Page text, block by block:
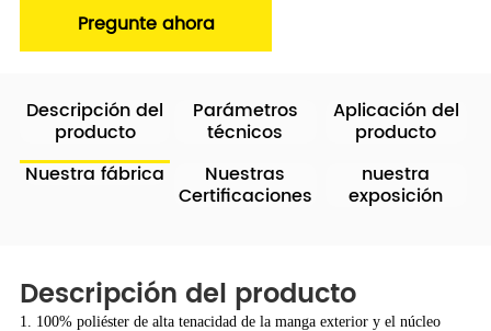
Pregunte ahora
Descripción del
producto
Parámetros
técnicos
Aplicación del
producto
Nuestra fábrica
Nuestras
Certificaciones
nuestra
exposición
Descripción del producto
1. 100% poliéster de alta tenacidad de la manga exterior y el núcleo